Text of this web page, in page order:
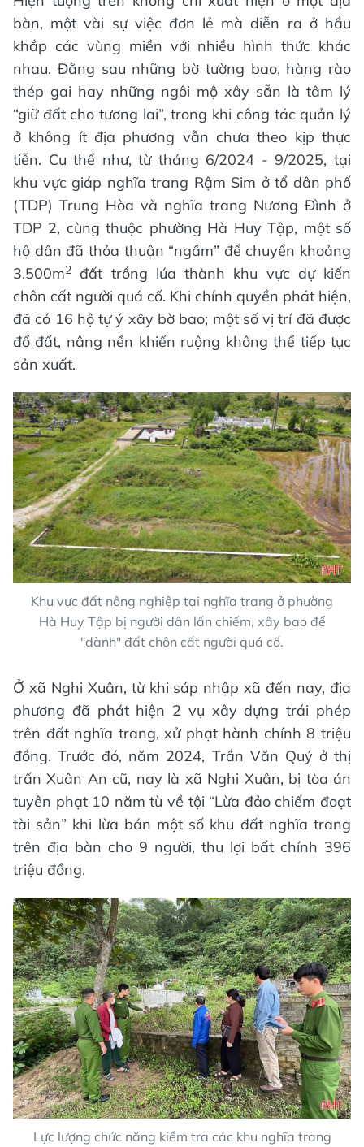
bàn, một vài sự việc đơn lẻ mà diễn ra ở hầu
khắp các vùng miền với nhiều hình thức khác
nhau. Đằng sau những bờ tường bao, hàng rào
thép gai hay những ngôi mộ xây sẵn là tâm lý
“giữ đất cho tương lai”, trong khi công tác quản lý
ở không ít địa phương vẫn chưa theo kịp thực
tiễn. Cụ thể như, từ tháng 6/2024 - 9/2025, tại
khu vực giáp nghĩa trang Rậm Sim ở tổ dân phố
(TDP) Trung Hòa và nghĩa trang Nương Đình ở
TDP 2, cùng thuộc phường Hà Huy Tập, một số
hộ dân đã thỏa thuận “ngầm” để chuyển khoảng
3.500m2 đất trồng lúa thành khu vực dự kiến
chôn cất người quá cố. Khi chính quyền phát hiện,
đã có 16 hộ tự ý xây bờ bao; một số vị trí đã được
đổ đất, nâng nền khiến ruộng không thể tiếp tục
sản xuất.
Khu vực đất nông nghiệp tại nghĩa trang ở phường
Hà Huy Tập bị người dân lấn chiếm, xây bao để
"dành" đất chôn cất người quá cố.
Ở xã Nghi Xuân, từ khi sáp nhập xã đến nay, địa
phương đã phát hiện 2 vụ xây dựng trái phép
trên đất nghĩa trang, xử phạt hành chính 8 triệu
đồng. Trước đó, năm 2024, Trần Văn Quý ở thị
trấn Xuân An cũ, nay là xã Nghi Xuân, bị tòa án
tuyên phạt 10 năm tù về tội “Lừa đảo chiếm đoạt
tài sản” khi lừa bán một số khu đất nghĩa trang
trên địa bàn cho 9 người, thu lợi bất chính 396
triệu đồng.
Lực lượng chức năng kiểm tra các khu nghĩa trang